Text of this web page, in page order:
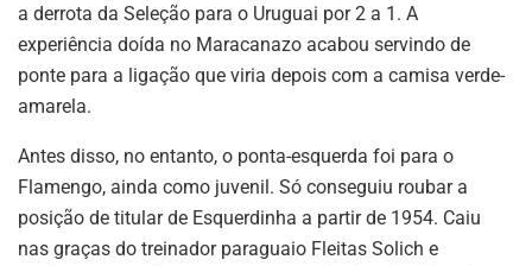
a derrota da Seleção para o Uruguai por 2 a 1. A
experiência doída no Maracanazo acabou servindo de
ponte para a ligação que viria depois com a camisa verde-
amarela.
Antes disso, no entanto, o ponta-esquerda foi para o
Flamengo, ainda como juvenil. Só conseguiu roubar a
posição de titular de Esquerdinha a partir de 1954. Caiu
nas graças do treinador paraguaio Fleitas Solich e